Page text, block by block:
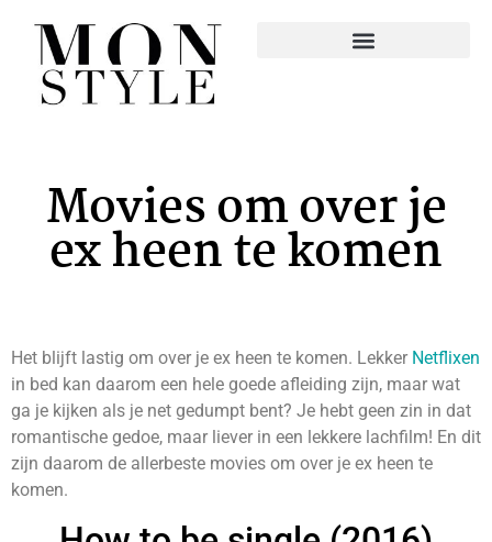
Movies om over je
ex heen te komen
Het blijft lastig om over je ex heen te komen. Lekker Netflixen
in bed kan daarom een hele goede afleiding zijn, maar wat
ga je kijken als je net gedumpt bent? Je hebt geen zin in dat
romantische gedoe, maar liever in een lekkere lachfilm! En dit
zijn daarom de allerbeste movies om over je ex heen te
komen.